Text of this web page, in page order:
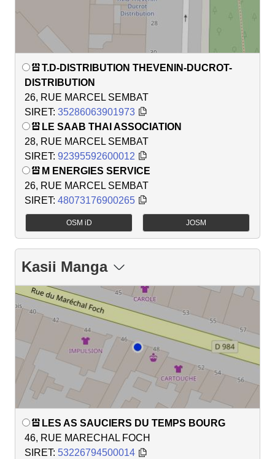
T.D-DISTRIBUTION THEVENIN-DUCROT-
DISTRIBUTION
26, RUE MARCEL SEMBAT
SIRET: 35286063901973
LE SAAB THAI ASSOCIATION
28, RUE MARCEL SEMBAT
SIRET: 92395592600012
M ENERGIES SERVICE
26, RUE MARCEL SEMBAT
SIRET: 48073176900265
OSM iD JOSM
Kasii Manga
LES AS SAUCIERS DU TEMPS BOURG
46, RUE MARECHAL FOCH
SIRET: 53226794500014